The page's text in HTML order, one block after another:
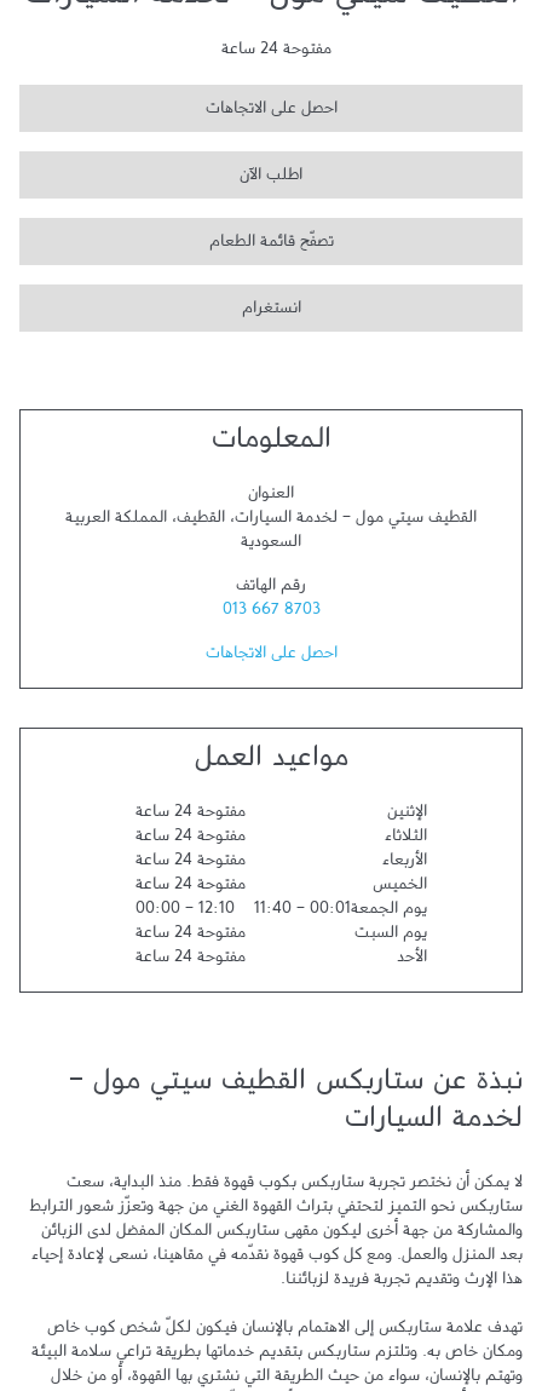
مفتوحة 24 ساعة
احصل على الاتجاهات
اطلب الآن
تصفّح قائمة الطعام
انستغرام
المعلومات
العنوان
القطيف سيتي مول - لخدمة السيارات، القطيف، المملكة العربية
السعودية
رقم الهاتف
013 667 8703
احصل على الاتجاهات
مواعيد العمل
الإثنين
مفتوحة 24 ساعة
الثلاثاء
مفتوحة 24 ساعة
الأربعاء
مفتوحة 24 ساعة
الخميس
مفتوحة 24 ساعة
يوم الجمعة00:01
-
11:40
12:10
-
00:00
يوم السبت
مفتوحة 24 ساعة
الأحد
مفتوحة 24 ساعة
نبذة عن ستاربكس القطيف سيتي مول -
لخدمة السيارات